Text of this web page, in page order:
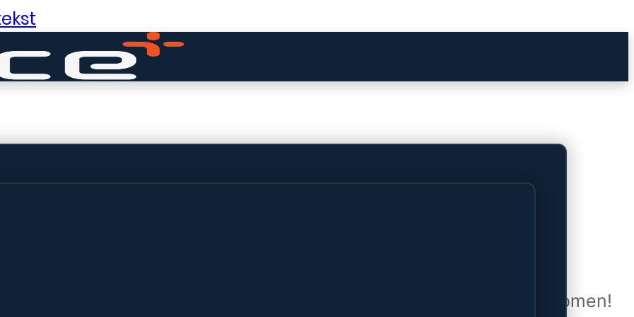
dingen in het verschiet
winkel wordt momenteel gebouwd en zal binnenkort online komen!